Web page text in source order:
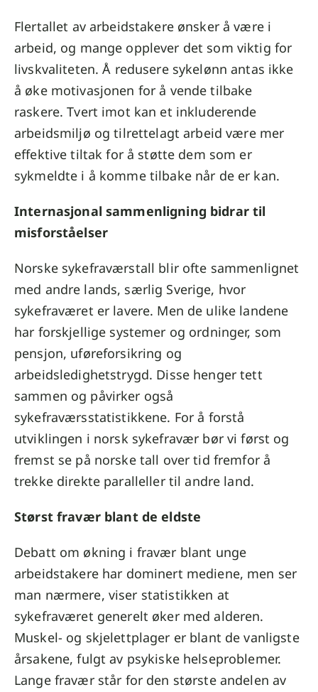
Flertallet av arbeidstakere ønsker å være i
arbeid, og mange opplever det som viktig for
livskvaliteten. Å redusere sykelønn antas ikke
å øke motivasjonen for å vende tilbake
raskere. Tvert imot kan et inkluderende
arbeidsmiljø og tilrettelagt arbeid være mer
effektive tiltak for å støtte dem som er
sykmeldte i å komme tilbake når de er kan.
Internasjonal sammenligning bidrar til
misforståelser
Norske sykefraværstall blir ofte sammenlignet
med andre lands, særlig Sverige, hvor
sykefraværet er lavere. Men de ulike landene
har forskjellige systemer og ordninger, som
pensjon, uføreforsikring og
arbeidsledighetstrygd. Disse henger tett
sammen og påvirker også
sykefraværsstatistikkene. For å forstå
utviklingen i norsk sykefravær bør vi først og
fremst se på norske tall over tid fremfor å
trekke direkte paralleller til andre land.
Størst fravær blant de eldste
Debatt om økning i fravær blant unge
arbeidstakere har dominert mediene, men ser
man nærmere, viser statistikken at
sykefraværet generelt øker med alderen.
Muskel- og skjelettplager er blant de vanligste
årsakene, fulgt av psykiske helseproblemer.
Lange fravær står for den største andelen av